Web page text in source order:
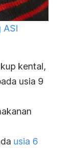
ASI
kental,
usia 9
usia 6